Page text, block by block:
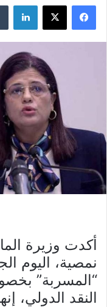
فيسبوك X
أكدت وزيرة
نمصية، اليوم
“المسربة”
النقد الدولي،